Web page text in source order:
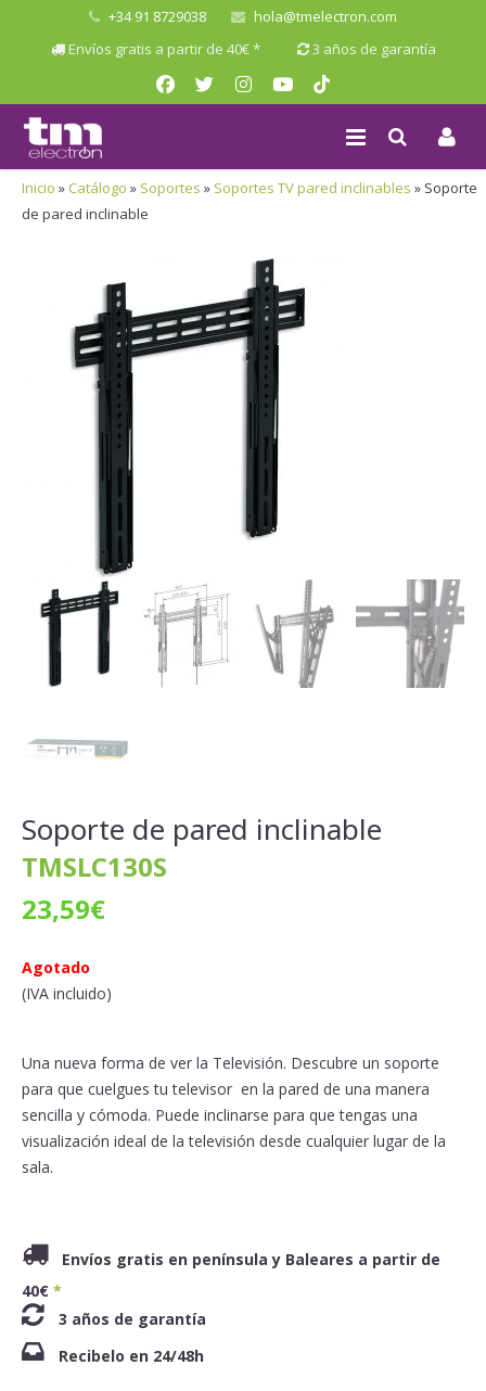
+34 91 8729038
hola@tmelectron.com
Envíos gratis a partir de 40€ *
3 años de garantía
Inicio » Catálogo » Soportes » Soportes TV pared inclinables » Soporte
de pared inclinable
Soporte de pared inclinable
TMSLC130S
23,59€
Agotado
(IVA incluido)
Una nueva forma de ver la Televisión. Descubre un soporte
para que cuelgues tu televisor en la pared de una manera
sencilla y cómoda. Puede inclinarse para que tengas una
visualización ideal de la televisión desde cualquier lugar de la
sala.
Envíos gratis en península y Baleares a partir de
40€ *
3 años de garantía
Recibelo en 24/48h